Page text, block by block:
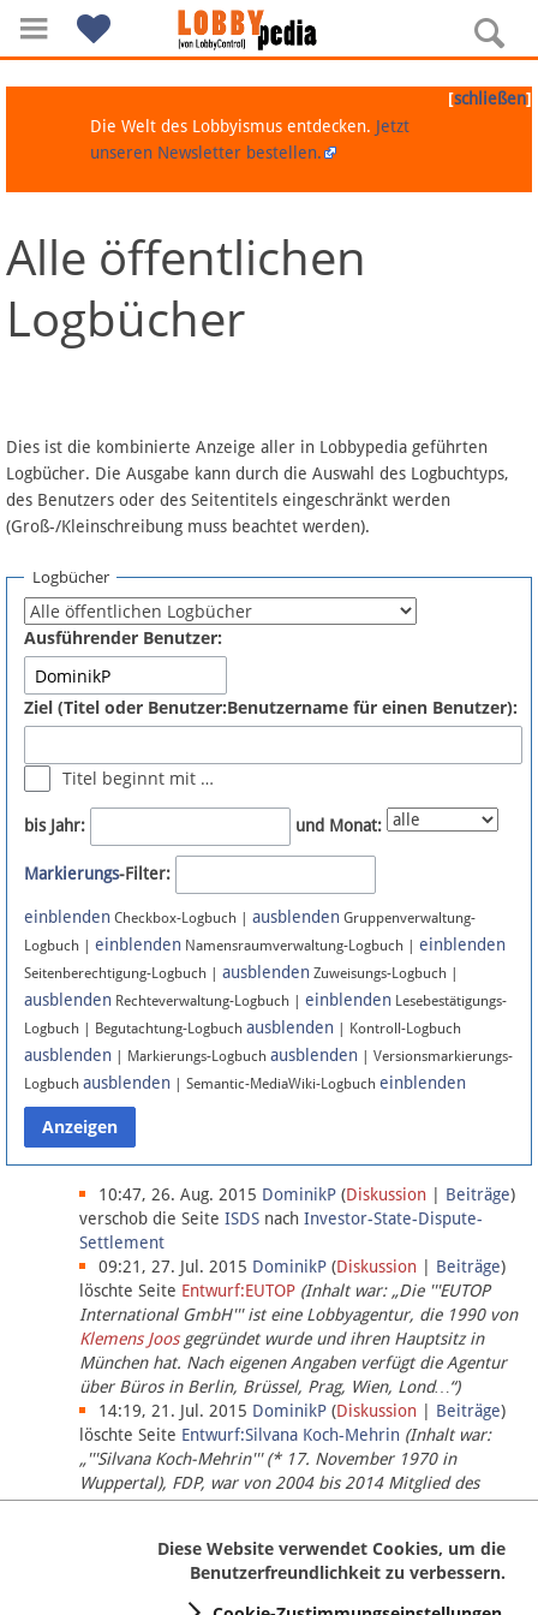
Navigation
Über Lobbypedia
Artikel nach Kategorien
FAQ
Fördermitglied werden
Fehler melden
Newsletter
Bluesky
Facebook
Instagram
Anmelden
Datenschutz
Über Lobbypedia
Impressum
[schließen]
Die Welt des Lobbyismus entdecken. Jetzt
unseren Newsletter bestellen.
Alle öffentlichen
Logbücher
Dies ist die kombinierte Anzeige aller in Lobbypedia geführten
Logbücher. Die Ausgabe kann durch die Auswahl des Logbuchtyps,
des Benutzers oder des Seitentitels eingeschränkt werden
(Groß-/Kleinschreibung muss beachtet werden).
Logbücher
Ausführender Benutzer:
Ziel (Titel oder Benutzer:Benutzername für einen Benutzer):
Titel beginnt mit …
bis Jahr: und Monat:
Markierungs-Filter:
einblenden Checkbox-Logbuch | ausblenden Gruppenverwaltung-
Logbuch | einblenden Namensraumverwaltung-Logbuch | einblenden
Seitenberechtigung-Logbuch | ausblenden Zuweisungs-Logbuch |
ausblenden Rechteverwaltung-Logbuch | einblenden Lesebestätigungs-
Logbuch | Begutachtung-Logbuch ausblenden | Kontroll-Logbuch
ausblenden | Markierungs-Logbuch ausblenden | Versionsmarkierungs-
Logbuch ausblenden | Semantic-MediaWiki-Logbuch einblenden
10:47, 26. Aug. 2015 DominikP (Diskussion Beiträge)
verschob die Seite ISDS nach Investor-State-Dispute-
Settlement
09:21, 27. Jul. 2015 DominikP (Diskussion Beiträge)
löschte Seite Entwurf:EUTOP (Inhalt war: „Die '''EUTOP
International GmbH''' ist eine Lobbyagentur, die 1990 von
Klemens Joosgegründet wurde und ihren Hauptsitz in
München hat. Nach eigenen Angaben verfügt die Agentur
über Büros in Berlin, Brüssel, Prag, Wien, Lond…“)
14:19, 21. Jul. 2015 DominikP (Diskussion Beiträge)
löschte Seite Entwurf:Silvana Koch-Mehrin (Inhalt war:
„'''Silvana Koch-Mehrin''' (* 17. November 1970 in
Wuppertal), FDP, war von 2004 bis 2014 Mitglied des
Europäischen Parlaments, seit November 2014 ist sie für
Diese Website verwendet Cookies, um die
Benutzerfreundlichkeit zu verbessern.